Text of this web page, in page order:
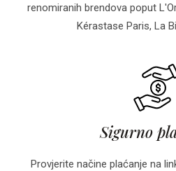
renomiranih brendova poput
Kérastase Paris, La
Sigurno
Provjerite načine plaćanje na